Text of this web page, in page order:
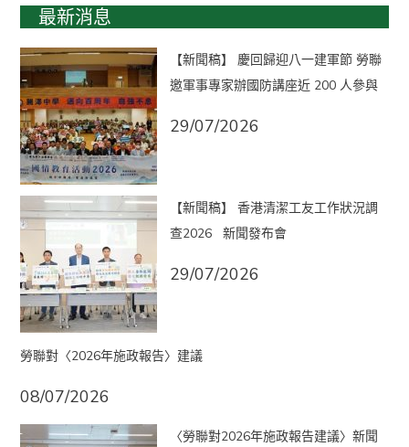
最新消息
【新聞稿】 慶回歸迎八一建軍節 勞聯
邀軍事專家辦國防講座近 200 人參與
29/07/2026
【新聞稿】 香港清潔工友工作狀況調
查2026 新聞發布會
29/07/2026
勞聯對〈2026年施政報告〉建議
08/07/2026
〈勞聯對2026年施政報告建議〉新聞